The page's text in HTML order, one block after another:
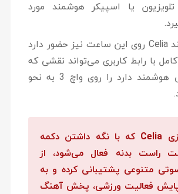
یا اسپیکر هوشمند مورد
دستیار هوشمند Celia روی این ساعت نیز حضور دارد
و با یکپارچکی کامل با رابط کاربری می‌‎تواند نقشی که
روی یک گوشی هوشمند دارد را روی واچ 3 به نحو
دستیار مجازی Celia که با نگه داشتن دکمه
راست بدنه فعال می‌شود، از
متنوعی پشتیبانی کرده و به
فعالیت ورزشی، پخش آهنگ